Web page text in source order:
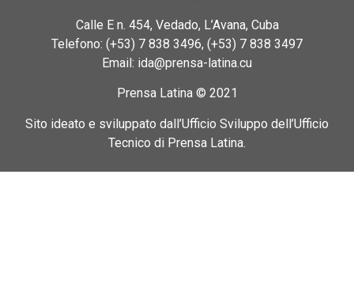
Calle E n. 454, Vedado, L’Avana, Cuba
Telefono: (+53) 7 838 3496, (+53) 7 838 3497
Email: ida@prensa-latina.cu
Prensa Latina © 2021
Sito ideato e sviluppato dall’Ufficio Sviluppo dell’Ufficio
Tecnico di Prensa Latina.